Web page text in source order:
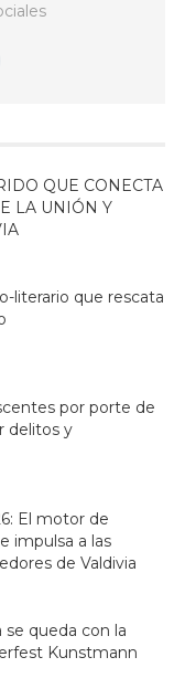
QUE CONECTA
LA UNIÓN Y
literario que rescata
por porte de
delitos y
El motor de
impulsa a las
de Valdivia
se queda con la
Kunstmann